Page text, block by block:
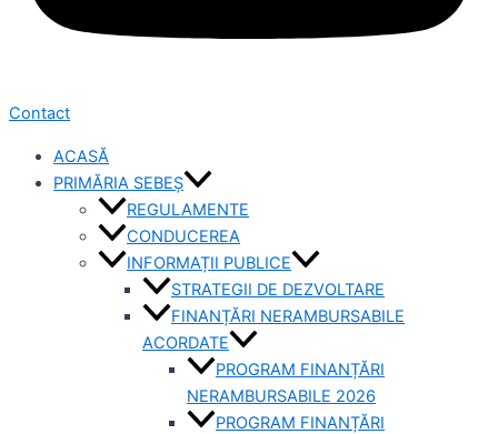
Contact
ACASĂ
PRIMĂRIA SEBEȘ
REGULAMENTE
CONDUCEREA
INFORMAȚII PUBLICE
STRATEGII DE DEZVOLTARE
FINANȚĂRI NERAMBURSABILE
ACORDATE
PROGRAM FINANȚĂRI
NERAMBURSABILE 2026
PROGRAM FINANȚĂRI